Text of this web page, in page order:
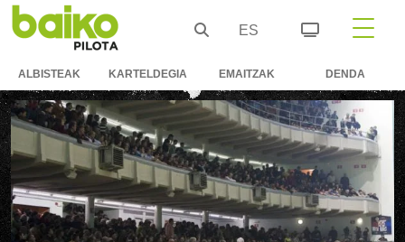
ES
ALBISTEAK KARTELDEGIA EMAITZAK DENDA